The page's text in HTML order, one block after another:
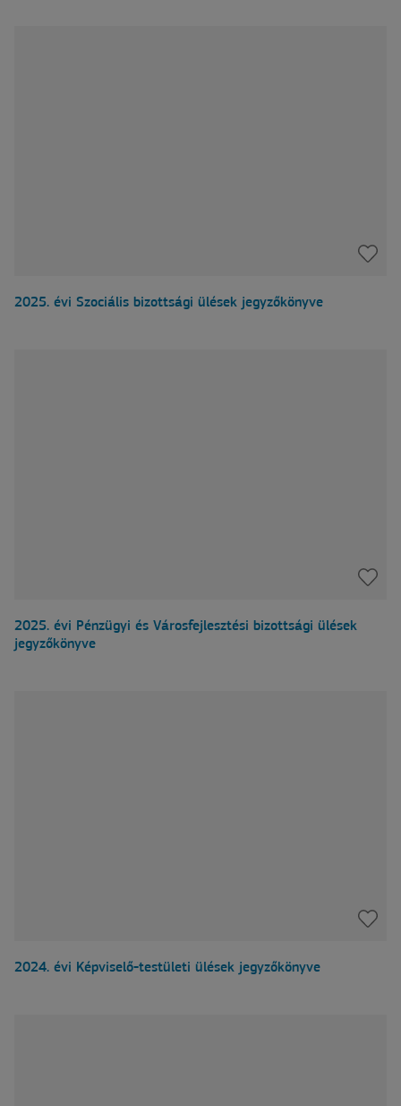
2025. évi Szociális bizottsági ülések jegyzőkönyve
2025. évi Pénzügyi és Városfejlesztési bizottsági ülések
jegyzőkönyve
2024. évi Képviselő-testületi ülések jegyzőkönyve